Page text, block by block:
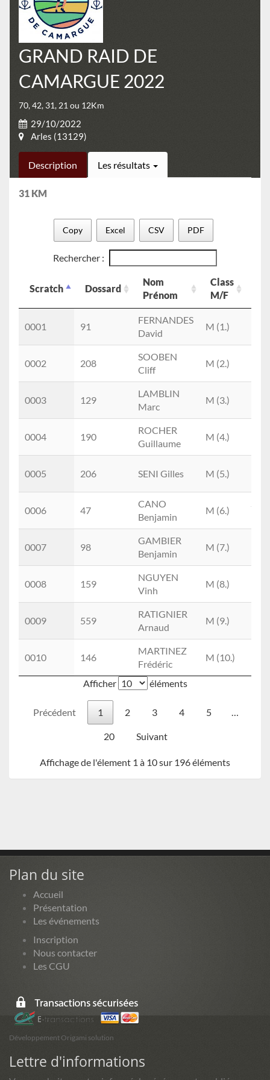
GRAND RAID DE
CAMARGUE 2022
70, 42, 31, 21 ou 12Km
29/10/2022
Arles (13129)
Description Les résultats
31 KM
Copy Excel CSV PDF
Rechercher :
Scratch Dossard
Nom
Prénom
Class
M/F
Nom
Prénom
M/F
0001 91
FERNANDES
David
M (1.)
0002 208
SOOBEN
Cliff
M (2.)
0003 129
LAMBLIN
Marc
M (3.)
0004 190
ROCHER
Guillaume
M (4.)
0005 206 SENI Gilles M (5.)
0006 47
CANO
Benjamin
M (6.)
SEM
0007 98
GAMBIER
Benjamin
M (7.)
0008 159
NGUYEN
Vinh
M (8.)
0009 559
RATIGNIER
Arnaud
M (9.)
0010 146
MARTINEZ
Frédéric
M (10.)
Afficher
éléments
Précédent 1 2 3 4 5 …
20 Suivant
Affichage de l'élement 1 à 10 sur 196 éléments
Plan du site
Accueil
Présentation
Les événements
Inscription
Nous contacter
Les CGU
Développement Origami solution
Lettre d'informations